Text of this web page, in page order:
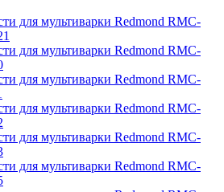
для мультиварки Redmond RMC-
для мультиварки Redmond RMC-
для мультиварки Redmond RMC-
для мультиварки Redmond RMC-
для мультиварки Redmond RMC-
для мультиварки Redmond RMC-